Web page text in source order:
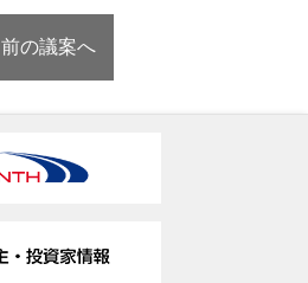
前の議案へ